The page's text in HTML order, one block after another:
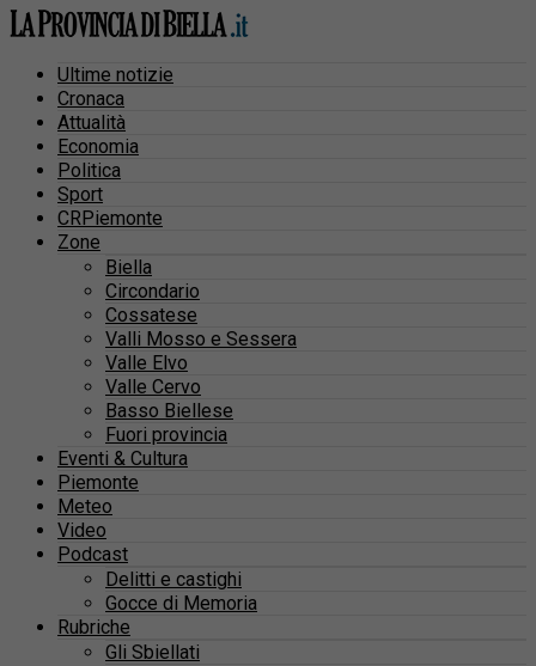
Ultime notizie
Cronaca
Attualità
Economia
Politica
Sport
CRPiemonte
Zone
Biella
Circondario
Cossatese
Valli Mosso e Sessera
Valle Elvo
Valle Cervo
Basso Biellese
Fuori provincia
Eventi & Cultura
Piemonte
Meteo
Video
Podcast
Delitti e castighi
Gocce di Memoria
Rubriche
Gli Sbiellati